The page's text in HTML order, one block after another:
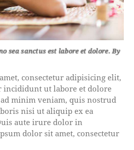
sea sanctus est labore et dolore. By
consectetur adipisicing elit,
incididunt ut labore et dolore
minim veniam, quis nostrud
nisi ut aliquip ex ea
aute irure dolor in
dolor sit amet, consectetur